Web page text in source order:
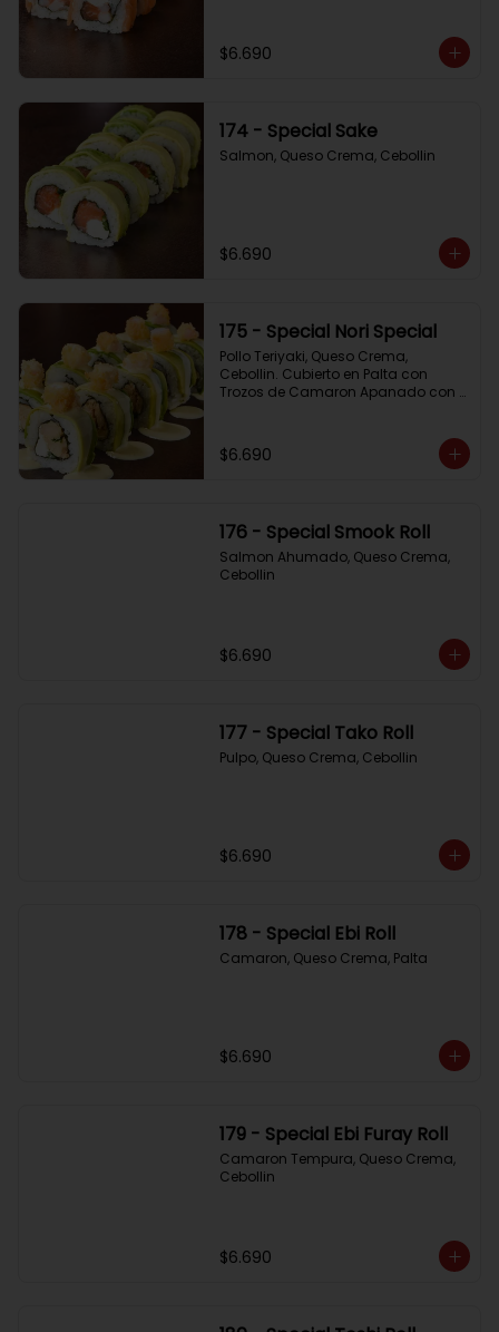
$6.690
174 - Special Sake
Salmon, Queso Crema, Cebollin
$6.690
175 - Special Nori Special
Pollo Teriyaki, Queso Crema,
Cebollin. Cubierto en Palta con
Trozos de Camaron Apanado con
$6.690
176 - Special Smook Roll
Salmon Ahumado, Queso Crema,
Cebollin
$6.690
177 - Special Tako Roll
Pulpo, Queso Crema, Cebollin
$6.690
178 - Special Ebi Roll
Camaron, Queso Crema, Palta
$6.690
179 - Special Ebi Furay Roll
Camaron Tempura, Queso Crema,
Cebollin
$6.690